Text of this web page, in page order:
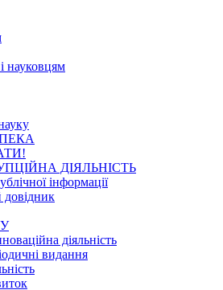
науковцям
ДІЯЛЬНІСТЬ
інформації
діяльність
видання